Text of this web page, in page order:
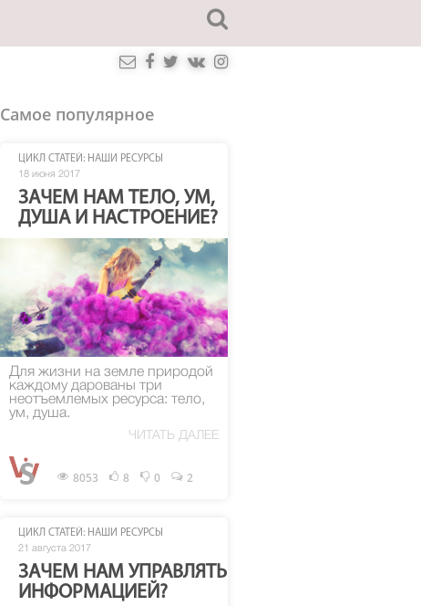
Самое популярное
ЦИКЛ СТАТЕЙ: НАШИ РЕСУРСЫ
18 июня 2017
ЗАЧЕМ НАМ ТЕЛО, УМ,
ДУША И НАСТРОЕНИЕ?
Для жизни на земле природой
каждому дарованы три
неотъемлемых ресурса: тело,
ум, душа.
ЧИТАТЬ ДАЛЕЕ
8053 8 0 2
ЦИКЛ СТАТЕЙ: НАШИ РЕСУРСЫ
21 августа 2017
ЗАЧЕМ НАМ УПРАВЛЯТЬ
ИНФОРМАЦИЕЙ?